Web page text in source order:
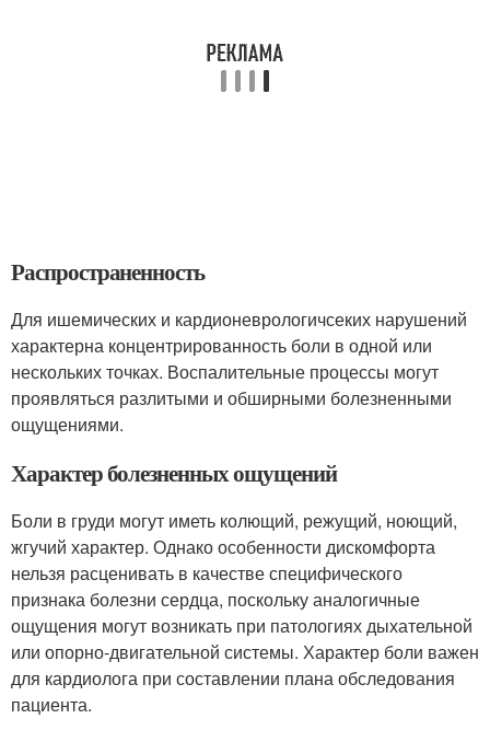
Распространенность
Для ишемических и кардионеврологичсеких нарушений
характерна концентрированность боли в одной или
нескольких точках. Воспалительные процессы могут
проявляться разлитыми и обширными болезненными
ощущениями.
Характер болезненных ощущений
Боли в груди могут иметь колющий, режущий, ноющий,
жгучий характер. Однако особенности дискомфорта
нельзя расценивать в качестве специфического
признака болезни сердца, поскольку аналогичные
ощущения могут возникать при патологиях дыхательной
или опорно-двигательной системы. Характер боли важен
для кардиолога при составлении плана обследования
пациента.